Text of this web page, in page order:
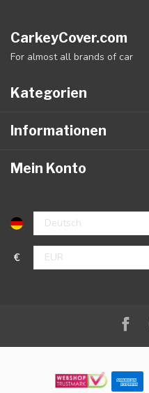
CarkeyCover.com
For almost all brands of car
Kategorien
Informationen
Mein Konto
€